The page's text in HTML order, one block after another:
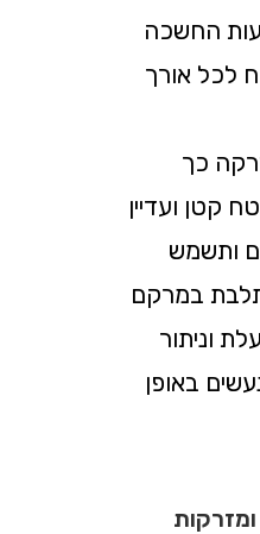
החשכה
לכל אורך
כך
קטן ועדיין
ותשמש
במרקם
וניתור
באופן
ומזרקות